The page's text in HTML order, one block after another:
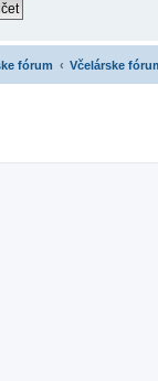
fórum Včelárske